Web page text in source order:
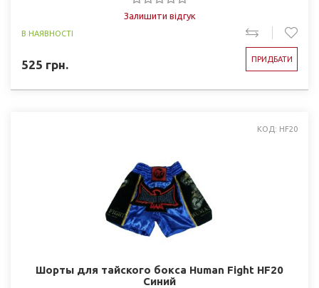
Залишити відгук
В НАЯВНОСТІ
525 грн. ПРИДБАТИ
КОД: HF20
Шорты для тайского бокса Human Fight HF20
Синий